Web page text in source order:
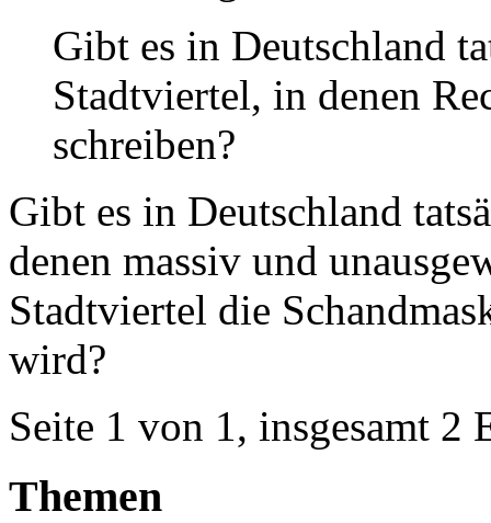
Gibt es in Deutschland
Stadtviertel, in denen
schreiben?
Gibt es in Deutschland
denen massiv und
Stadtviertel die
wird?
Seite 1 von 1, insgesamt 2
Themen